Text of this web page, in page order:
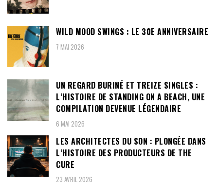
WILD MOOD SWINGS : LE 30E ANNIVERSAIRE
7 MAI 2026
UN REGARD BURINÉ ET TREIZE SINGLES :
L’HISTOIRE DE STANDING ON A BEACH, UNE
COMPILATION DEVENUE LÉGENDAIRE
6 MAI 2026
LES ARCHITECTES DU SON : PLONGÉE DANS
L’HISTOIRE DES PRODUCTEURS DE THE
CURE
23 AVRIL 2026